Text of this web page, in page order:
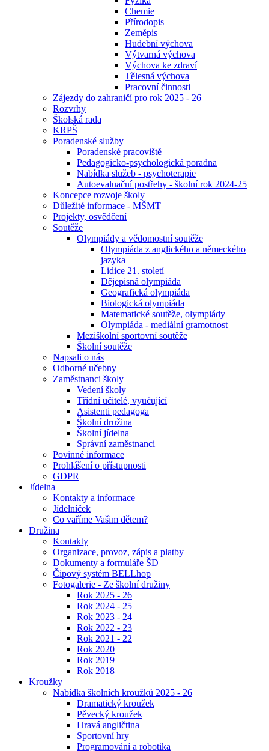
Chemie
Přírodopis
Zeměpis
Hudební výchova
Výtvarná výchova
Výchova ke zdraví
Tělesná výchova
Pracovní činnosti
Zájezdy do zahraničí pro rok 2025 - 26
Rozvrhy
Školská rada
KRPŠ
Poradenské služby
Poradenské pracoviště
Pedagogicko-psychologická poradna
Nabídka služeb - psychoterapie
Autoevaluační postřehy - školní rok 2024-25
Koncepce rozvoje školy
Důležité informace - MŠMT
Projekty, osvědčení
Soutěže
Olympiády a vědomostní soutěže
Olympiáda z anglického a německého
jazyka
Lidice 21. století
Dějepisná olympiáda
Geografická olympiáda
Biologická olympiáda
Matematické soutěže, olympiády
Olympiáda - mediální gramotnost
Meziškolní sportovní soutěže
Školní soutěže
Napsali o nás
Odborné učebny
Zaměstnanci školy
Vedení školy
Třídní učitelé, vyučující
Asistenti pedagoga
Školní družina
Školní jídelna
Správní zaměstnanci
Povinné informace
Prohlášení o přístupnosti
GDPR
Jídelna
Kontakty a informace
Jídelníček
Co vaříme Vašim dětem?
Družina
Kontakty
Organizace, provoz, zápis a platby
Dokumenty a formuláře ŠD
Čipový systém BELLhop
Fotogalerie - Ze školní družiny
Rok 2025 - 26
Rok 2024 - 25
Rok 2023 - 24
Rok 2022 - 23
Rok 2021 - 22
Rok 2020
Rok 2019
Rok 2018
Kroužky
Nabídka školních kroužků 2025 - 26
Dramatický kroužek
Pěvecký kroužek
Hravá angličtina
Sportovní hry
Programování a robotika